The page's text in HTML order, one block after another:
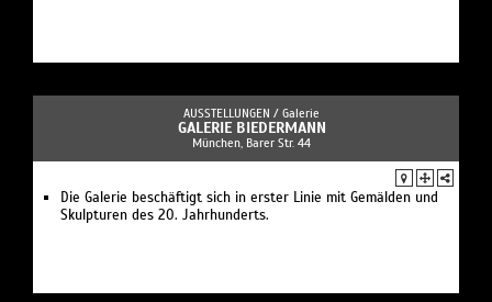
AUSSTELLUNGEN / Galerie
GALERIE BIEDERMANN
München, Barer Str. 44
Die Galerie beschäftigt sich in erster Linie mit Gemälden und
Skulpturen des 20. Jahrhunderts.